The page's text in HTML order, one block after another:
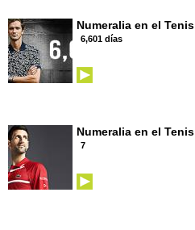
Numeralia en el Tenis
6,601 días
Numeralia en el Tenis
7